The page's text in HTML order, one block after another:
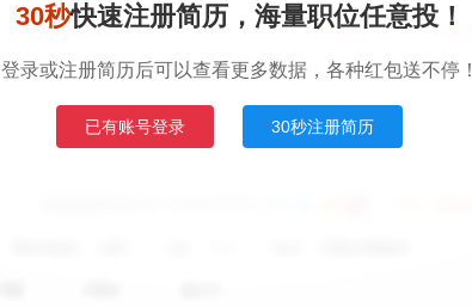
30秒快速注册简历，海量职位任意投！
登录或注册简历后可以查看更多数据，各种红包送不停！
已有账号登录 30秒注册简历